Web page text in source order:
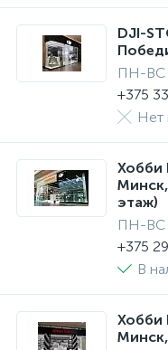
DJI-
ПН-ВС
+375
Нет
Хобби
этаж)
ПН-ВС
+375
В
Хобби